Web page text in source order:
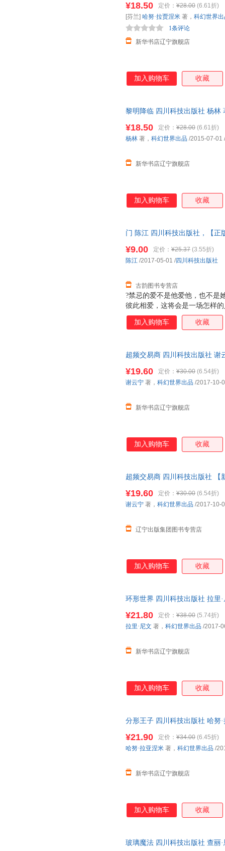
¥18.50 定价： ¥28.00 (6.61折)
新华书店辽宁旗舰店
1条评论
[芬兰] 哈努·拉贾涅米 著， 科幻世界
加入购物车 收藏
黎明降临 四川科技出版社 杨林
¥18.50 定价： ¥28.00 (6.61折)
新华书店辽宁旗舰店
杨林 著， 科幻世界出品 /2015-07-01 /
加入购物车 收藏
门 陈江 四川科技出版社，【正
?禁忌的爱不是他爱他，也不
彼此相爱，这将会是一场怎样
¥9.00 定价： ¥25.37 (3.55折)
古韵图书专营店
陈江 /2017-05-01 /四川科技出版社
加入购物车 收藏
超频交易商 四川科技出版社 谢
¥19.60 定价： ¥30.00 (6.54折)
新华书店辽宁旗舰店
谢云宁 著， 科幻世界出品 /2017-10-
加入购物车 收藏
超频交易商 四川科技出版社 【
¥19.60 定价： ¥30.00 (6.54折)
辽宁出版集团图书专营店
谢云宁 著， 科幻世界出品 /2017-10-
加入购物车 收藏
环形世界 四川科技出版社 拉里
¥21.80 定价： ¥38.00 (5.74折)
新华书店辽宁旗舰店
拉里·尼文 著， 科幻世界出品 /2017-
加入购物车 收藏
分形王子 四川科技出版社 哈努
¥21.90 定价： ¥34.00 (6.45折)
新华书店辽宁旗舰店
哈努·拉亚涅米 著， 科幻世界出品 /
加入购物车 收藏
玻璃魔法 四川科技出版社 查丽